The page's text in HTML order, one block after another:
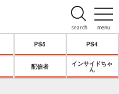
menu
search
PS5 PS4
配信者
インサイドちゃ
ん